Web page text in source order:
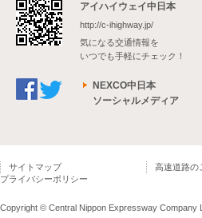
アイハイウェイ中日本
http://c-ihighway.jp/
気になる交通情報を
いつでも手軽にチェック！
NEXCO中日本
ソーシャルメディア
サイトマップ
高速道路の
プライバシーポリシー
Copyright © Central Nippon Expressway Company